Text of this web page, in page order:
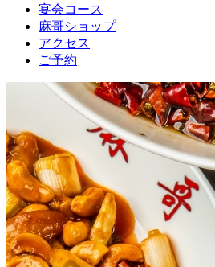
宴会コース
麻哥ショップ
アクセス
ご予約